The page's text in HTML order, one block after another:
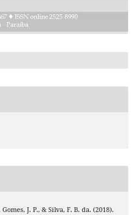
J. P., & Silva, F. B. da. (2018).